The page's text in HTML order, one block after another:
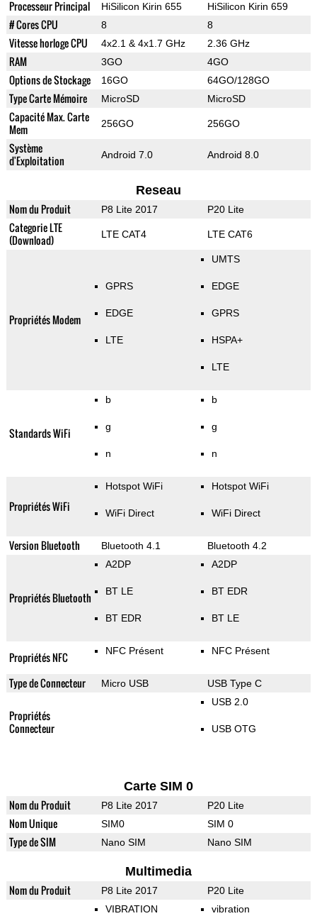
Processeur Principal HiSilicon Kirin 655 HiSilicon Kirin 659
# Cores CPU 8 8
Vitesse horloge CPU 4x2.1 & 4x1.7 GHz 2.36 GHz
RAM 3GO 4GO
Options de Stockage 16GO 64GO/128GO
Type Carte Mémoire MicroSD MicroSD
Capacité Max. Carte
Mem
256GO 256GO
Système
d'Exploitation
Android 7.0 Android 8.0
Reseau
Nom du Produit P8 Lite 2017 P20 Lite
Categorie LTE
(Download)
LTE CAT4 LTE CAT6
Propriétés Modem
GPRS
EDGE
LTE
UMTS
EDGE
GPRS
HSPA+
LTE
Standards WiFi
b
g
n
b
g
n
Propriétés WiFi
Hotspot WiFi
WiFi Direct
Hotspot WiFi
WiFi Direct
Version Bluetooth Bluetooth 4.1 Bluetooth 4.2
Propriétés Bluetooth
A2DP
BT LE
BT EDR
A2DP
BT EDR
BT LE
Propriétés NFC NFC Présent NFC Présent
Type de Connecteur Micro USB USB Type C
Propriétés
Connecteur
USB 2.0
USB OTG
Carte SIM 0
Nom du Produit P8 Lite 2017 P20 Lite
Nom Unique SIM0 SIM 0
Type de SIM Nano SIM Nano SIM
Multimedia
Nom du Produit P8 Lite 2017 P20 Lite
VIBRATION vibration